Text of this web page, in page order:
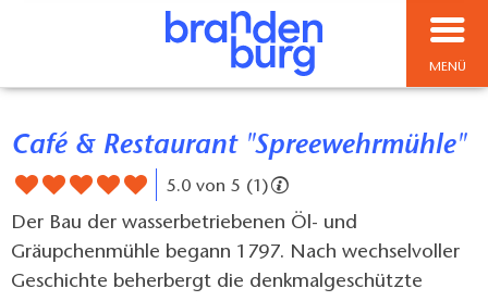
MENÜ
Café & Restaurant "Spreewehrmühle"
5.0 von 5 (1)
Der Bau der wasserbetriebenen Öl- und
Gräupchenmühle begann 1797. Nach wechselvoller
Geschichte beherbergt die denkmalgeschützte